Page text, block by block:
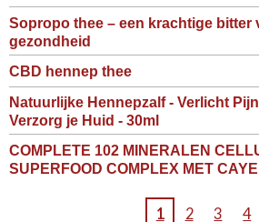
Sopropo thee – een krachtige bitter
gezondheid
CBD hennep thee
Natuurlijke Hennepzalf - Verlicht
Verzorg je Huid - 30ml
COMPLETE 102 MINERALEN
SUPERFOOD COMPLEX MET
1 2 3 4